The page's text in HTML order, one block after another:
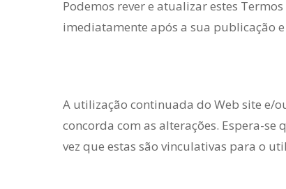
Podemos rever e atualizar estes
imediatamente após a sua publicação
A utilização continuada do Web site e/
concorda com as alterações. Espera-
vez que estas são vinculativas para o